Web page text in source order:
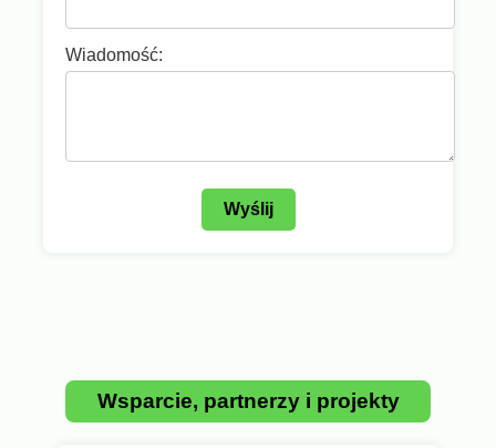
Wiadomość:
Wyślij
Wsparcie, partnerzy i projekty